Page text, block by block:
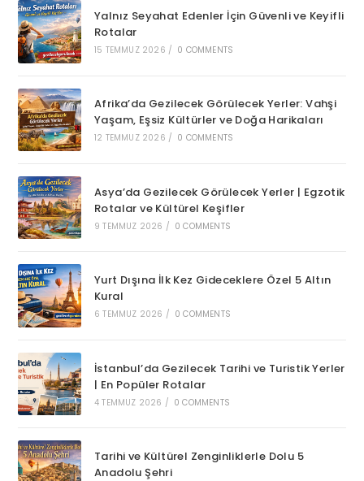
Yalnız Seyahat Edenler İçin Güvenli ve Keyifli
Rotalar
15 TEMMUZ 2026 / 0 COMMENTS
Afrika’da Gezilecek Görülecek Yerler: Vahşi
Yaşam, Eşsiz Kültürler ve Doğa Harikaları
12 TEMMUZ 2026 / 0 COMMENTS
Asya’da Gezilecek Görülecek Yerler | Egzotik
Rotalar ve Kültürel Keşifler
9 TEMMUZ 2026 / 0 COMMENTS
Yurt Dışına İlk Kez Gideceklere Özel 5 Altın
Kural
6 TEMMUZ 2026 / 0 COMMENTS
İstanbul’da Gezilecek Tarihi ve Turistik Yerler
| En Popüler Rotalar
4 TEMMUZ 2026 / 0 COMMENTS
Tarihi ve Kültürel Zenginliklerle Dolu 5
Anadolu Şehri